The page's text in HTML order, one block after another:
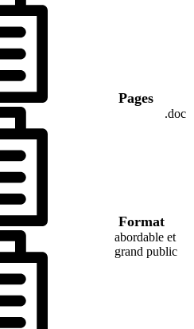
Pages
Format
.doc
abordable et
grand public